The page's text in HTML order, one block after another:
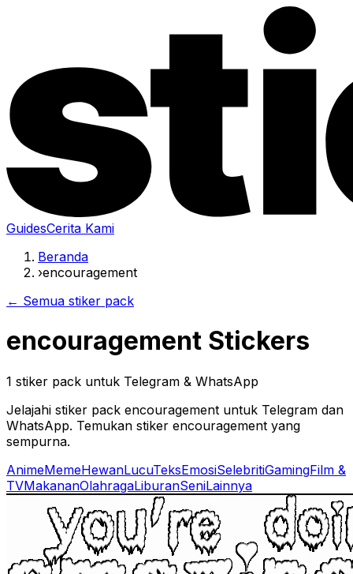
GuidesCerita Kami
Beranda
›encouragement
← Semua stiker pack
encouragement Stickers
1 stiker pack untuk Telegram & WhatsApp
Jelajahi stiker pack encouragement untuk Telegram dan
WhatsApp. Temukan stiker encouragement yang
sempurna.
AnimeMemeHewanLucuTeksEmosiSelebritiGamingFilm &
TVMakananOlahragaLiburanSeniLainnya